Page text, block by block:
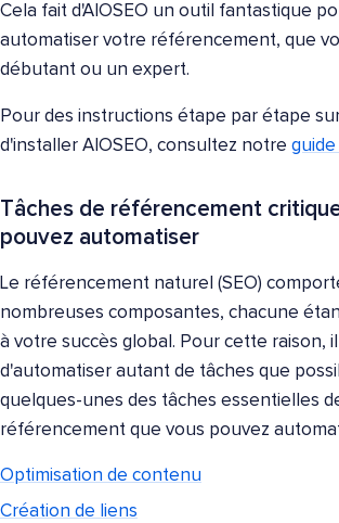
Cela fait d'AIOSEO un outil fantastique
automatiser votre référencement, que
débutant ou un expert.
Pour des instructions étape par étape
d'installer AIOSEO, consultez notre
Tâches de référencement
pouvez automatiser
Le référencement naturel (SEO)
nombreuses composantes, chacune
à votre succès global. Pour cette raison,
d'automatiser autant de tâches que
quelques-unes des tâches essentielles
référencement que vous pouvez
Optimisation de contenu
Création de liens